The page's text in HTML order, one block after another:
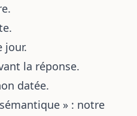
jour.
la réponse.
datée.
» : notre